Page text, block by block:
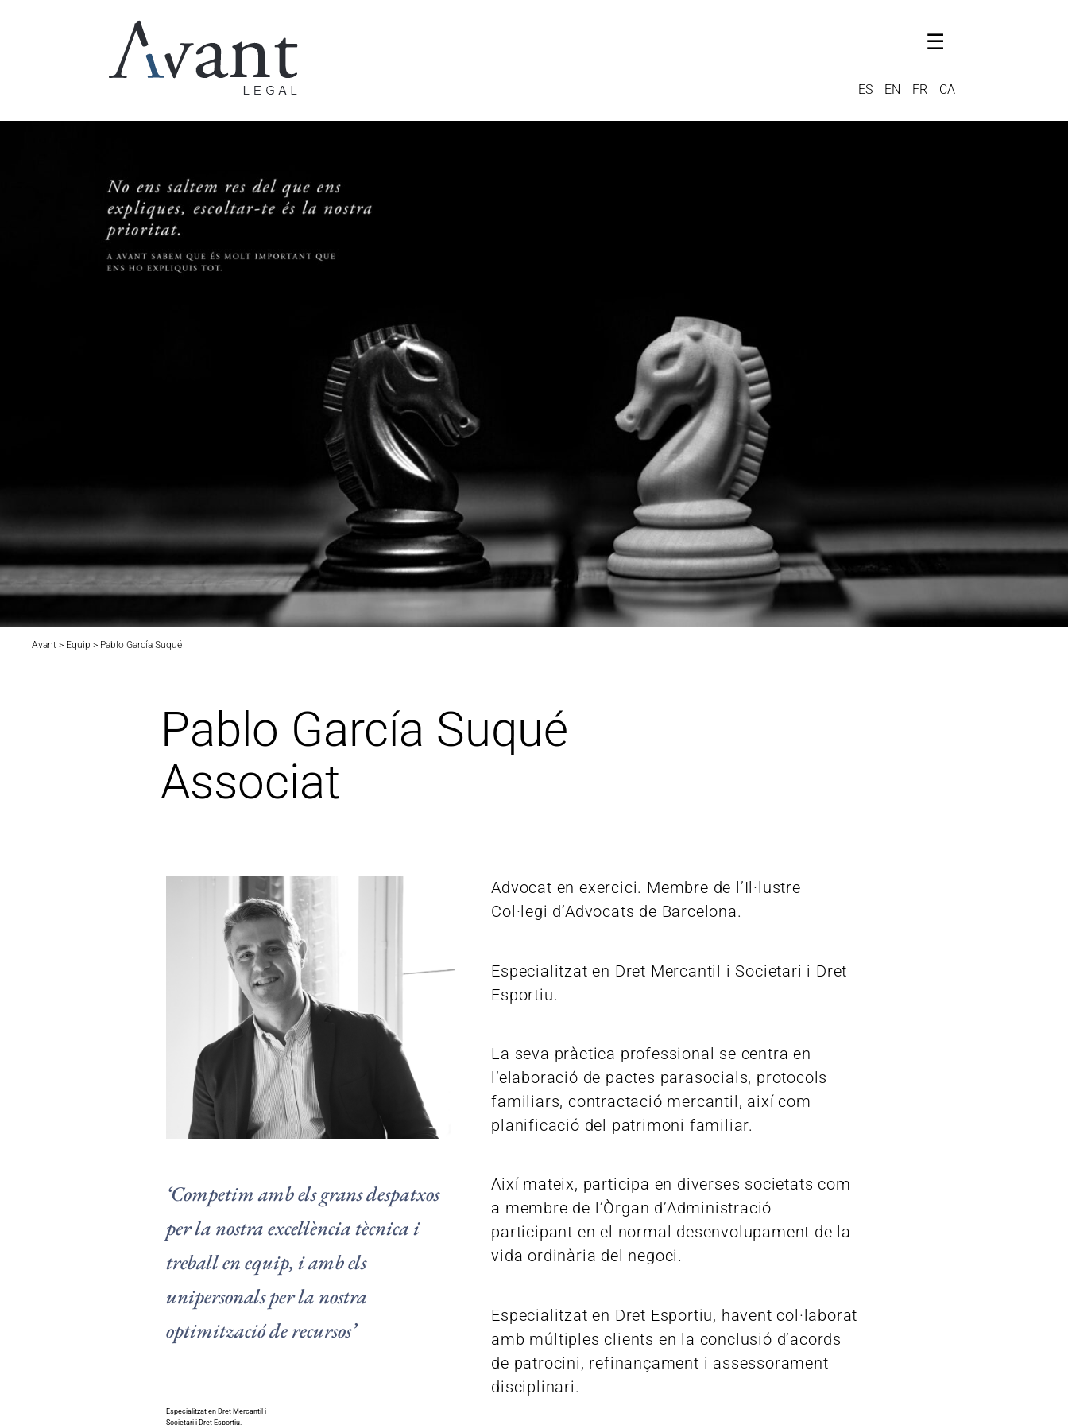
☰
ES EN FR CA
Avant > Equip > Pablo García Suqué
Pablo García Suqué
Associat
‘Competim amb els grans despatxos
per la nostra excel·lència tècnica i
treball en equip, i amb els
unipersonals per la nostra
optimització de recursos’
Especialitzat en Dret Mercantil i
Societari i Dret Esportiu.
Advocat en exercici. Membre de l’Il·lustre
Col·legi d’Advocats de Barcelona.
Especialitzat en Dret Mercantil i Societari i Dret
Esportiu.
La seva pràctica professional se centra en
l’elaboració de pactes parasocials, protocols
familiars, contractació mercantil, així com
planificació del patrimoni familiar.
Així mateix, participa en diverses societats com
a membre de l’Òrgan d’Administració
participant en el normal desenvolupament de la
vida ordinària del negoci.
Especialitzat en Dret Esportiu, havent col·laborat
amb múltiples clients en la conclusió d’acords
de patrocini, refinançament i assessorament
disciplinari.